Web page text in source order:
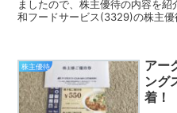
ましたので、株主優待の内容を
和フードサービス(3329)の株主
株主優待
アー
ング
着！